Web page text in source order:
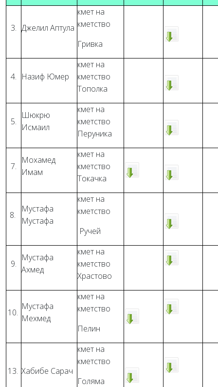
3. Джелил Аптула
кмет на
кметство
Гривка
4. Назиф Юмер
кмет на
кметство
Тополка
5.
Шюкрю
Исмаил
кмет на
кметство
Перуника
7.
Мохамед
Имам
кмет на
кметство
Токачка
8.
Мустафа
Мустафа
кмет на
кметство
Ручей
9.
Мустафа
Ахмед
кмет на
кметство
Храстово
10.
Мустафа
Мехмед
кмет на
кметство
Пелин
13. Хабибе Сарач
кмет на
кметство
Голяма